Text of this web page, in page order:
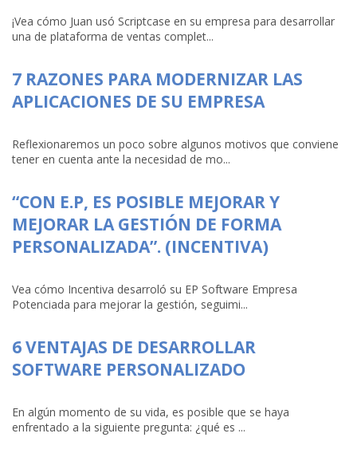
¡Vea cómo Juan usó Scriptcase en su empresa para desarrollar
una de plataforma de ventas complet...
7 RAZONES PARA MODERNIZAR LAS
APLICACIONES DE SU EMPRESA
Reflexionaremos un poco sobre algunos motivos que conviene
tener en cuenta ante la necesidad de mo...
“CON E.P, ES POSIBLE MEJORAR Y
MEJORAR LA GESTIÓN DE FORMA
PERSONALIZADA”. (INCENTIVA)
Vea cómo Incentiva desarroló su EP Software Empresa
Potenciada para mejorar la gestión, seguimi...
6 VENTAJAS DE DESARROLLAR
SOFTWARE PERSONALIZADO
En algún momento de su vida, es posible que se haya
enfrentado a la siguiente pregunta: ¿qué es ...